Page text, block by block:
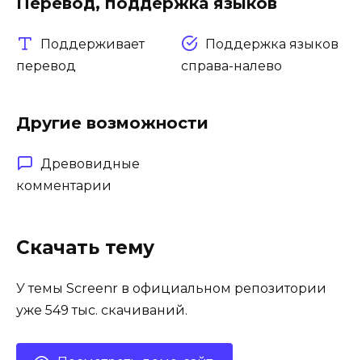
Поддерживает
перевод
Поддержка языков
справа-налево
Другие возможности
Древовидные
комментарии
Скачать тему
У темы Screenr в официальном репозитории
уже 549 тыс. скачиваний.